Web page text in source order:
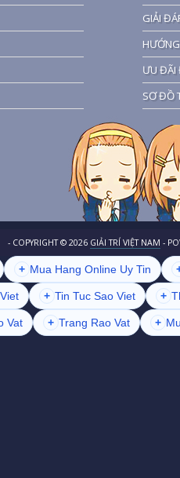
GIẢI
ƯU ĐÃI
SƠ ĐỒ
- COPYRIGHT © 2026 GIẢI TRÍ VIỆT NAM -
+ Mua Hang Online Uy Tin
+ Tin Tuc Sao Viet +
Vat + Trang Rao Vat +